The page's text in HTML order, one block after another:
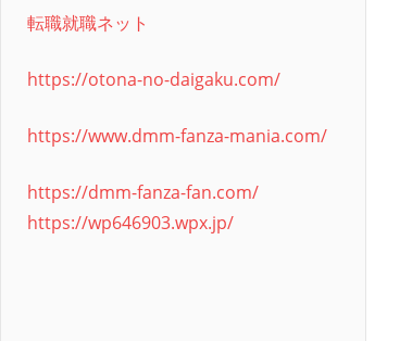
転職就職ネット
https://otona-no-daigaku.com/
https://www.dmm-fanza-mania.com/
https://dmm-fanza-fan.com/
https://wp646903.wpx.jp/